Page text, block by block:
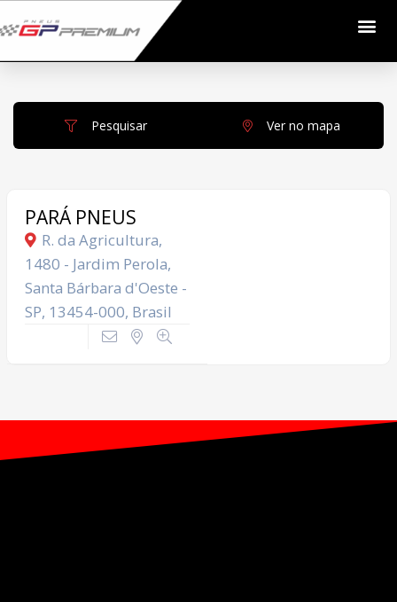
Pesquisar Ver no mapa
PARÁ PNEUS
R. da Agricultura,
1480 - Jardim Perola,
Santa Bárbara d'Oeste -
SP, 13454-000, Brasil